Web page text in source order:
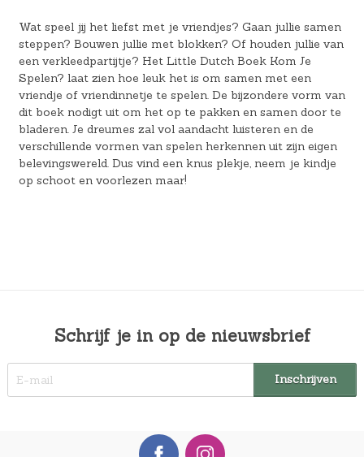
Wat speel jij het liefst met je vriendjes? Gaan jullie samen
steppen? Bouwen jullie met blokken? Of houden jullie van
een verkleedpartijtje? Het Little Dutch Boek Kom Je
Spelen? laat zien hoe leuk het is om samen met een
vriendje of vriendinnetje te spelen. De bijzondere vorm van
dit boek nodigt uit om het op te pakken en samen door te
bladeren. Je dreumes zal vol aandacht luisteren en de
verschillende vormen van spelen herkennen uit zijn eigen
belevingswereld. Dus vind een knus plekje, neem je kindje
op schoot en voorlezen maar!
Schrijf je in op de nieuwsbrief